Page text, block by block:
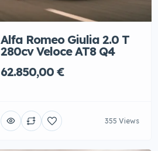
Alfa Romeo Giulia 2.0 T
280cv Veloce AT8 Q4
62.850,00 €
355 Views